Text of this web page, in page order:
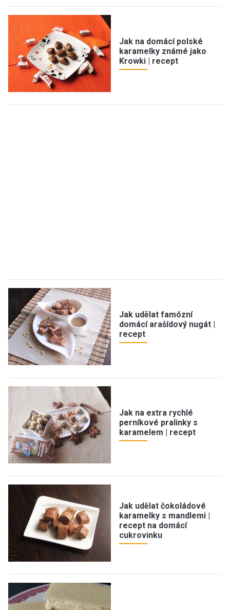
Jak na domácí polské
karamelky známé jako
Krowki | recept
Jak udělat famózní
domácí arašídový nugát |
recept
Jak na extra rychlé
perníkové pralinky s
karamelem | recept
Jak udělat čokoládové
karamelky s mandlemi |
recept na domácí
cukrovinku